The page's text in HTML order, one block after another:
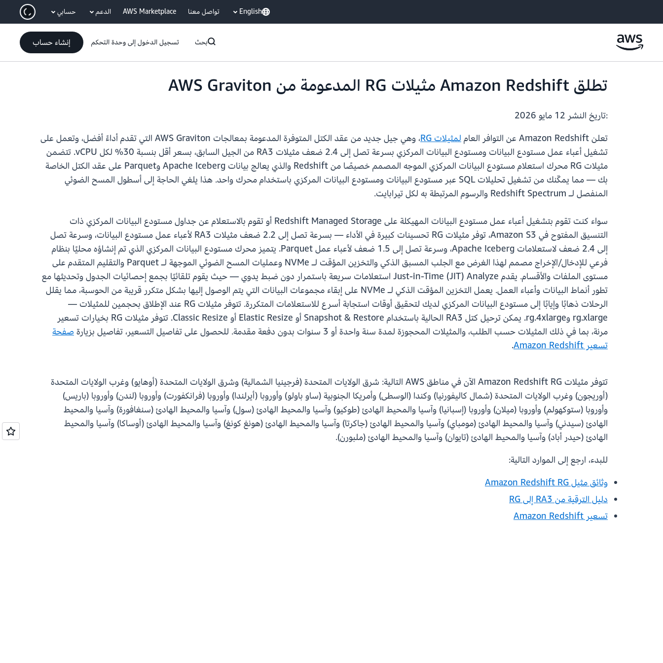
انتقل إلى المحتوى الرئيسي English تواصل معنا AWS Marketplace الدعم حسابي
بحث تسجيل الدخول إلى وحدة التحكم إنشاء حساب
تطلق Amazon Redshift مثيلات RG المدعومة من AWS Graviton
:تاريخ النشر
تعلن Amazon Redshift عن التوافر العام
لمثيلات RG
، وهي جيل جديد من عقد الكتل المتوفرة المدعومة بمعالجات AWS Graviton التي تقدم أداءً أفضل، وتعمل على
تشغيل أعباء عمل مستودع البيانات ومستودع البيانات المركزي بسرعة تصل إلى 2.4 ضعف مثيلات RA3 من الجيل السابق، بسعر أقل بنسبة 30% لكل vCPU. تتضمن
مثيلات RG محرك استعلام مستودع البيانات المركزي الموجه المصمم خصيصًا من Redshift والذي يعالج بيانات Apache Iceberg وParquet على عقد الكتل الخاصة
بك — مما يمكّنك من تشغيل تحليلات SQL عبر مستودع البيانات ومستودع البيانات المركزي باستخدام محرك واحد. هذا يلغي الحاجة إلى أسطول المسح الضوئي
المنفصل لـ Redshift Spectrum والرسوم المرتبطة به لكل تيرابايت.
سواء كنت تقوم بتشغيل أعباء عمل مستودع البيانات المهيكلة على Redshift Managed Storage أو تقوم بالاستعلام عن جداول مستودع البيانات المركزي ذات
التنسيق المفتوح في Amazon S3، توفر مثيلات RG تحسينات كبيرة في الأداء — بسرعة تصل إلى 2.2 ضعف مثيلات RA3 لأعباء عمل مستودع البيانات، وسرعة تصل
إلى 2.4 ضعف لاستعلامات Apache Iceberg، وسرعة تصل إلى 1.5 ضعف لأعباء عمل Parquet. يتميز محرك مستودع البيانات المركزي الذي تم إنشاؤه محليًا بنظام
فرعي للإدخال/الإخراج مصمم لهذا الغرض مع الجلب المسبق الذكي والتخزين المؤقت لـ NVMe وعمليات المسح الضوئي الموجهة لـ Parquet والتقليم المتقدم على
مستوى الملفات والأقسام. يقدم Just-in-Time (JIT) Analyze استعلامات سريعة باستمرار دون ضبط يدوي — حيث يقوم تلقائيًا بجمع إحصائيات الجدول وتحديثها مع
تطور أنماط البيانات وأعباء العمل. يعمل التخزين المؤقت الذكي لـ NVMe على إبقاء مجموعات البيانات التي يتم الوصول إليها بشكل متكرر قريبة من الحوسبة، مما يقلل
الرحلات ذهابًا وإيابًا إلى مستودع البيانات المركزي لديك لتحقيق أوقات استجابة أسرع للاستعلامات المتكررة. تتوفر مثيلات RG عند الإطلاق بحجمين للمثيلات —
rg.xlarge وrg.4xlarge. يمكن ترحيل كتل RA3 الحالية باستخدام Snapshot & Restore أو Elastic Resize أو Classic Resize. تتوفر مثيلات RG بخيارات تسعير
مرنة، بما في ذلك المثيلات حسب الطلب، والمثيلات المحجوزة لمدة سنة واحدة أو 3 سنوات بدون دفعة مقدمة. للحصول على تفاصيل التسعير، تفاصيل بزيارة
صفحة
تسعير Amazon Redshift
.
تتوفر مثيلات Amazon Redshift RG الآن في مناطق AWS التالية: شرق الولايات المتحدة (فرجينيا الشمالية) وشرق الولايات المتحدة (أوهايو) وغرب الولايات المتحدة
(أوريجون) وغرب الولايات المتحدة (شمال كاليفورنيا) وكندا (الوسطى) وأمريكا الجنوبية (ساو باولو) وأوروبا (أيرلندا) وأوروبا (فرانكفورت) وأوروبا (لندن) وأوروبا (باريس)
وأوروبا (ستوكهولم) وأوروبا (ميلان) وأوروبا (إسبانيا) وآسيا والمحيط الهادئ (طوكيو) وآسيا والمحيط الهادئ (سول) وآسيا والمحيط الهادئ (سنغافورة) وآسيا والمحيط
الهادئ (سيدني) وآسيا والمحيط الهادئ (مومباي) وآسيا والمحيط الهادئ (جاكرتا) وآسيا والمحيط الهادئ (هونغ كونغ) وآسيا والمحيط الهادئ (أوساكا) وآسيا والمحيط
الهادئ (حيدر أباد) وآسيا والمحيط الهادئ (تايوان) وآسيا والمحيط الهادئ (ملبورن).
للبدء، ارجع إلى الموارد التالية:
وثائق مثيل Amazon Redshift RG
دليل الترقية من RA3 إلى RG
تسعير Amazon Redshift